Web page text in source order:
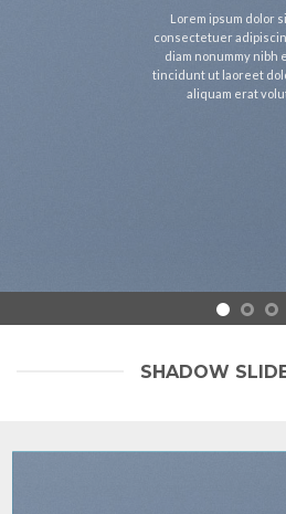
Lorem ipsum dolor
consectetuer
diam nonummy nibh
tincidunt ut laoreet
aliquam erat
SHADOW